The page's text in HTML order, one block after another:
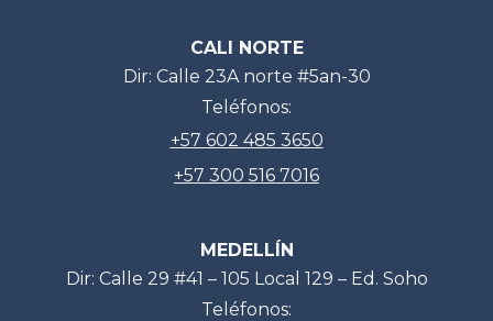
CALI NORTE
Dir: Calle 23A norte #5an-30
Teléfonos:
+57 602 485 3650
+57 300 516 7016
MEDELLÍN
Dir: Calle 29 #41 – 105 Local 129 – Ed. Soho
Teléfonos: